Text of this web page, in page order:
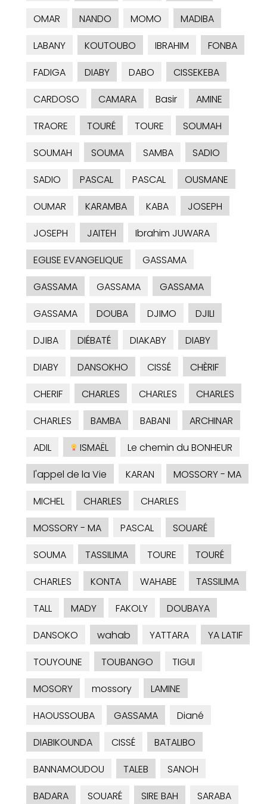
OMAR
NANDO MOMO
MADIBA
LABANY
KOUTOUBO IBRAHIM
FONBA
FADIGA
DIABY DABO
CISSEKEBA
CARDOSO
CAMARA Basir
AMINE
TRAORE
TOURÉ TOURE
SOUMAH
SOUMAH
SOUMA SAMBA
SADIO
SADIO
PASCAL PASCAL
OUSMANE
OUMAR
KARAMBA KABA
JOSEPH
JOSEPH
JAITEH
Ibrahim JUWARA
EGLISE EVANGELIQUE
GASSAMA
GASSAMA
GASSAMA
GASSAMA
GASSAMA
DOUBA DJIMO
DJILI
DJIBA
DIÉBATÉ DIAKABY
DIABY
DIABY
DANSOKHO CISSÉ
CHÈRIF
CHERIF
CHARLES CHARLES
CHARLES
CHARLES
BAMBA BABANI
ARCHINAR
ADIL
ISMAËL
Le chemin du BONHEUR
l'appel de la Vie
KARAN
MOSSORY - MA
MICHEL
CHARLES
CHARLES
MOSSORY - MA
PASCAL
SOUARÉ
SOUMA
TASSILIMA TOURE
TOURÉ
CHARLES
KONTA WAHABE
TASSILIMA
TALL
MADY FAKOLY
DOUBAYA
DANSOKO
wahab YATTARA
YA LATIF
TOUYOUNE
TOUBANGO
TIGUI
MOSORY
mossory
LAMINE
HAOUSSOUBA
GASSAMA
Diané
DIABIKOUNDA
CISSÉ
BATALIBO
BANNAMOUDOU
TALEB
SANOH
BADARA
SOUARÉ SIRE BAH
SARABA